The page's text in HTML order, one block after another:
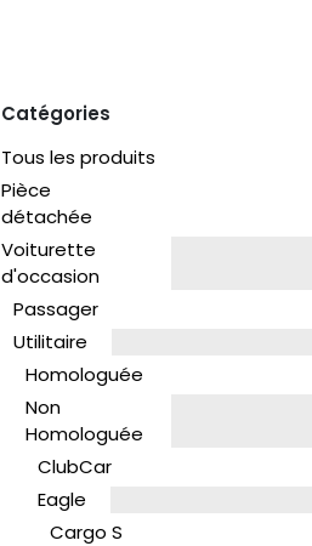
Catégories
Tous les produits
Pièce
détachée
Voiturette
d'occasion
Passager
Utilitaire
Homologuée
Non
Homologuée
ClubCar
Eagle
Cargo S